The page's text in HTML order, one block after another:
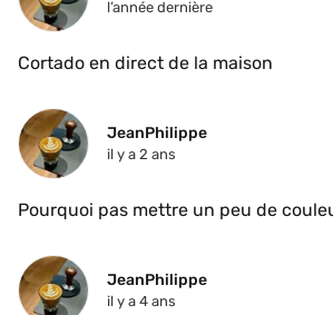
l’année dernière
JeanPhilippe
il y a 2 ans
Pourquoi pas mettre un peu de
JeanPhilippe
il y a 4 ans